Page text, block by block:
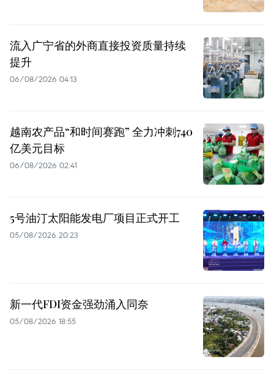
流入广宁省的外商直接投资质量持续
提升
06/08/2026 04:13
越南农产品“和时间赛跑” 全力冲刺740
亿美元目标
06/08/2026 02:41
5号油汀太阳能发电厂项目正式开工
05/08/2026 20:23
新一代FDI资金强劲涌入同奈
05/08/2026 18:55